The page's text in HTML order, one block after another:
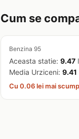
Cum se
Benzina 95
Aceasta statie: 9.47
Media Urziceni: 9.41
Cu 0.06 lei mai